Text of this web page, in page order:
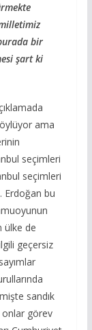
bir
şart ki
ama
seçimleri
seçimleri
Erdoğan bu
ülke de
geçersiz
sandık
onlar görev